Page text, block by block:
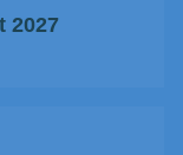
2027